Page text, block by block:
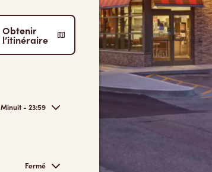
Obtenir
l’itinéraire
Minuit - 23:59
Fermé